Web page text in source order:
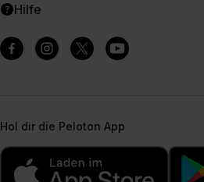
Hilfe
Hol dir die Peloton App